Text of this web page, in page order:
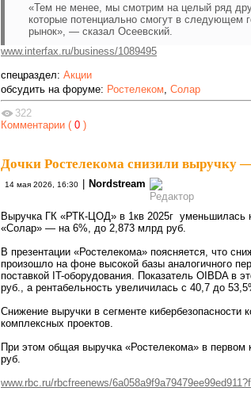
«Тем не менее, мы смотрим на целый ряд
которые потенциально смогут в следующем
рынок», — сказал Осеевский.
www.interfax.ru/business/1089495
спецраздел: Акции
обсудить на форуме: Ростелеком Солар
322
Комментарии ( 0 )
Дочки Ростелекома снизили выручку
14 мая 2026, 16:30 Nordstream
Выручка ГК «РТК-ЦОД» в 1кв 2025г уменьшилась
«Солар» — на 6%, до 2,873 млрд руб.
В презентации «Ростелекома» поясняется, что
произошло на фоне высокой базы аналогичного
поставкой IT-оборудования. Показатель OIBDA в
руб., а рентабельность увеличилась с 40,7 до
Снижение выручки в сегменте
комплексных проектов.
При этом общая выручка «Ростелекома» в
руб.
www.rbc.ru/rbcfreenews/